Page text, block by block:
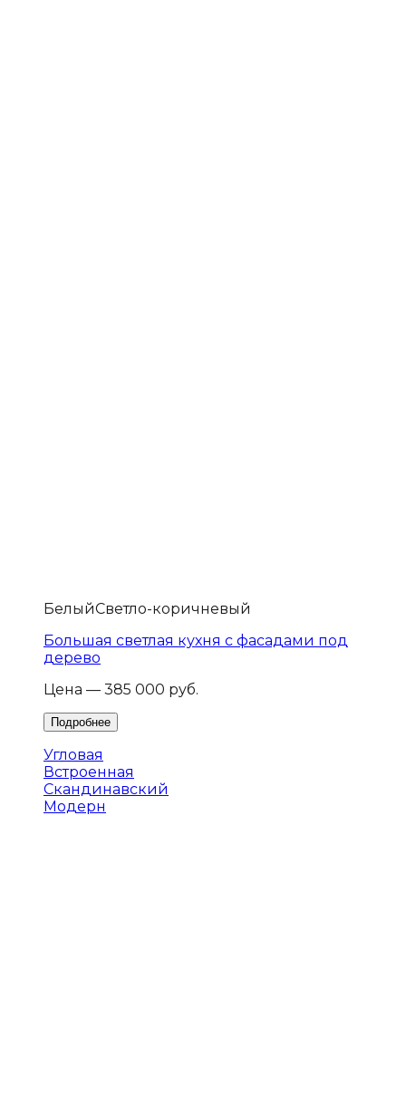
БелыйСветло-коричневый
Большая светлая кухня с фасадами под
дерево
Цена — 385 000 руб.
Угловая
Встроенная
Скандинавский
Модерн